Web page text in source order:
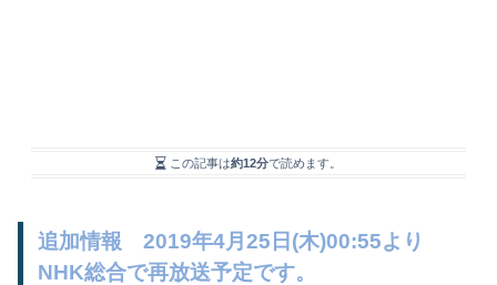
この記事は約12分で読めます。
追加情報 2019年4月25日(木)00:55より
NHK総合で再放送予定です。